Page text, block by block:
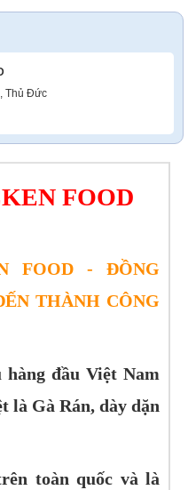
Thủ Đức
FOOD
FOOD - ĐỒNG
THÀNH CÔNG
đầu Việt Nam
là Gà Rán, dày dặn
toàn quốc và là